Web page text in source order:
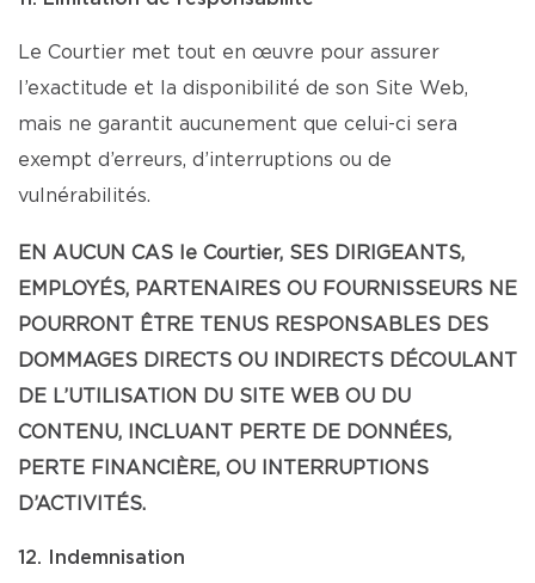
Le Courtier met tout en œuvre pour assurer
l’exactitude et la disponibilité de son Site Web,
mais ne garantit aucunement que celui-ci sera
exempt d’erreurs, d’interruptions ou de
vulnérabilités.
EN AUCUN CAS le Courtier, SES DIRIGEANTS,
EMPLOYÉS, PARTENAIRES OU FOURNISSEURS NE
POURRONT ÊTRE TENUS RESPONSABLES DES
DOMMAGES DIRECTS OU INDIRECTS DÉCOULANT
DE L’UTILISATION DU SITE WEB OU DU
CONTENU, INCLUANT PERTE DE DONNÉES,
PERTE FINANCIÈRE, OU INTERRUPTIONS
D’ACTIVITÉS.
12. Indemnisation